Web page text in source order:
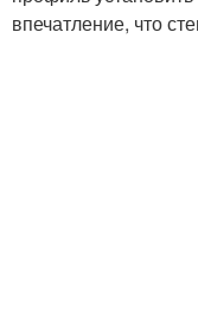
впечатление, что